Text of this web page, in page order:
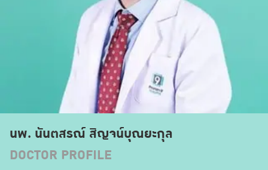
นพ. นันตสรณ์ สิญจน์บุณยะกุล
DOCTOR PROFILE